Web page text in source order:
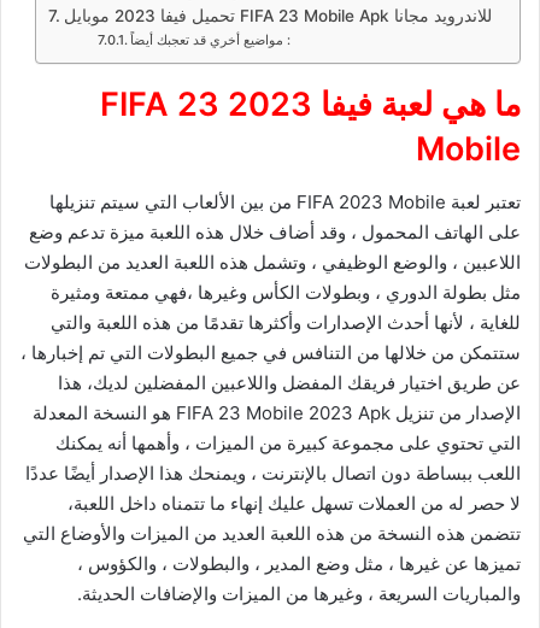
تحميل فيفا 2023 موبايل FIFA 23 Mobile Apk للاندرويد مجانا
مواضيع أخري قد تعجبك أيضاً :
ما هي لعبة فيفا 2023
FIFA 23
Mobile
تعتبر لعبة FIFA 2023 Mobile من بين الألعاب التي سيتم تنزيلها
على الهاتف المحمول ، وقد أضاف خلال هذه اللعبة ميزة تدعم وضع
اللاعبين ، والوضع الوظيفي ، وتشمل هذه اللعبة العديد من البطولات
مثل بطولة الدوري ، وبطولات الكأس وغيرها ،فهي ممتعة ومثيرة
للغاية ، لأنها أحدث الإصدارات وأكثرها تقدمًا من هذه اللعبة والتي
ستتمكن من خلالها من التنافس في جميع البطولات التي تم إخبارها ،
عن طريق اختيار فريقك المفضل واللاعبين المفضلين لديك، هذا
الإصدار من تنزيل FIFA 23 Mobile 2023 Apk هو النسخة المعدلة
التي تحتوي على مجموعة كبيرة من الميزات ، وأهمها أنه يمكنك
اللعب ببساطة دون اتصال بالإنترنت ، ويمنحك هذا الإصدار أيضًا عددًا
لا حصر له من العملات تسهل عليك إنهاء ما تتمناه داخل اللعبة،
تتضمن هذه النسخة من هذه اللعبة العديد من الميزات والأوضاع التي
تميزها عن غيرها ، مثل وضع المدير ، والبطولات ، والكؤوس ،
والمباريات السريعة ، وغيرها من الميزات والإضافات الحديثة.